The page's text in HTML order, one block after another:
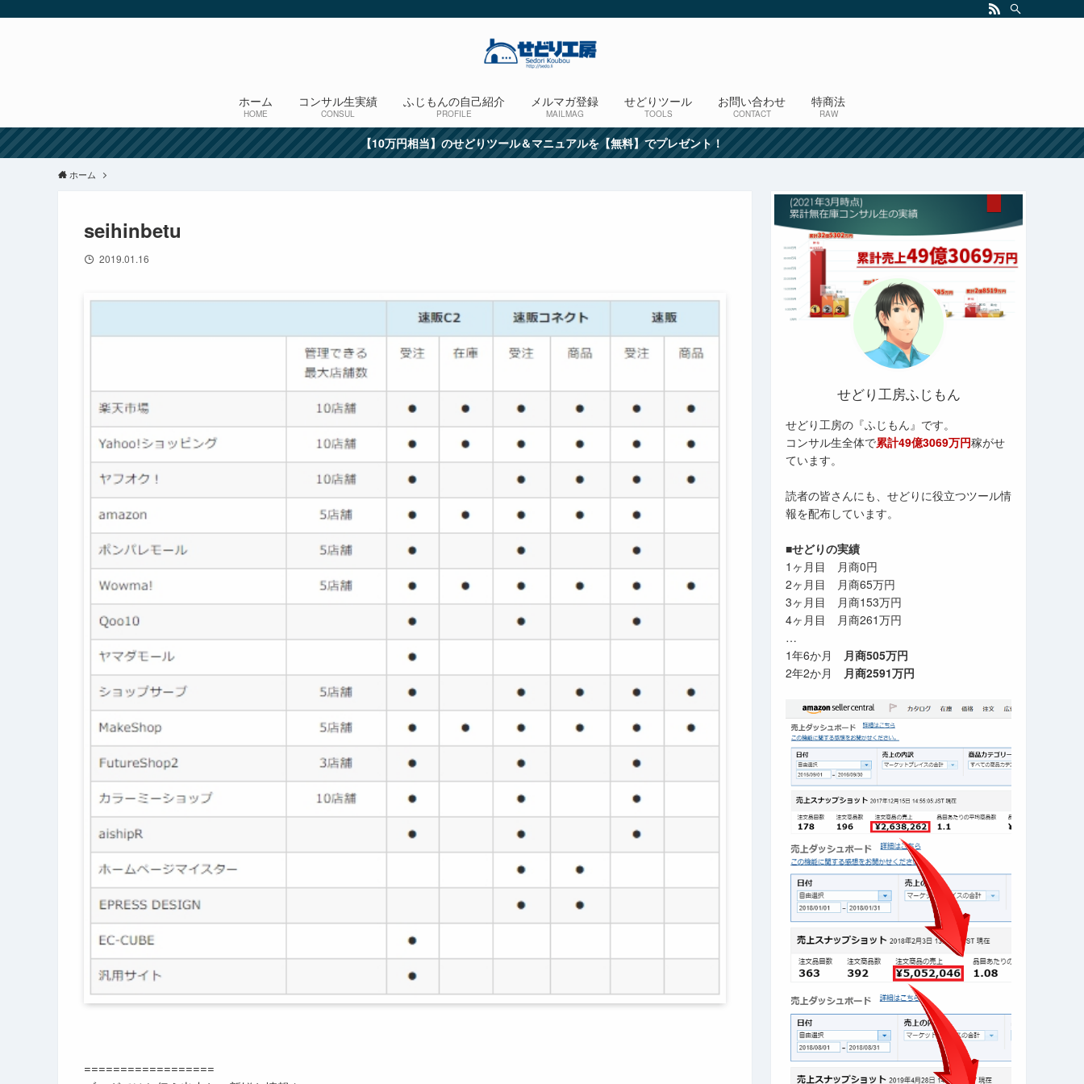
ホーム
HOME
コンサル生実績
CONSUL
ふじもんの自己紹介
PROFILE
メルマガ登録
MAILMAG
せどりツール
TOOLS
お問い合わせ
CONTACT
特商法
RAW
【10万円相当】のせどりツール＆マニュアルを【無料】でプレゼント！
ホーム
seihinbetu
2019.01.16
==================
せどり工房ふじもん
せどり工房の『ふじもん』です。
コンサル生全体で累計49億3069万円稼がせ
ています。
読者の皆さんにも、せどりに役立つツール情
報を配布しています。
■せどりの実績
1ヶ月目 月商0円
2ヶ月目 月商65万円
3ヶ月目 月商153万円
4ヶ月目 月商261万円
…
1年6か月 月商505万円
2年2か月 月商2591万円